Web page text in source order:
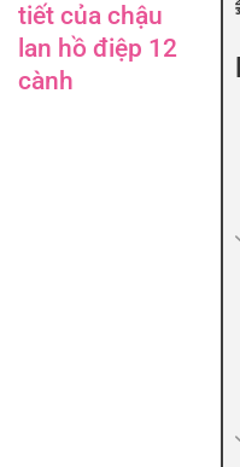
tiết của chậu
lan hồ điệp 12
cành